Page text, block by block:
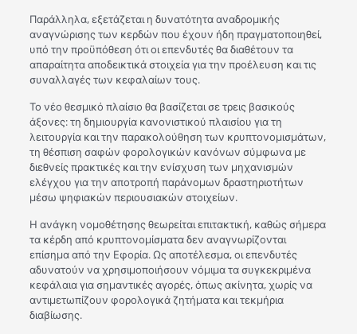
Παράλληλα, εξετάζεται η δυνατότητα αναδρομικής
αναγνώρισης των κερδών που έχουν ήδη πραγματοποιηθεί,
υπό την προϋπόθεση ότι οι επενδυτές θα διαθέτουν τα
απαραίτητα αποδεικτικά στοιχεία για την προέλευση και τις
συναλλαγές των κεφαλαίων τους.
Το νέο θεσμικό πλαίσιο θα βασίζεται σε τρεις βασικούς
άξονες: τη δημιουργία κανονιστικού πλαισίου για τη
λειτουργία και την παρακολούθηση των κρυπτονομισμάτων,
τη θέσπιση σαφών φορολογικών κανόνων σύμφωνα με
διεθνείς πρακτικές και την ενίσχυση των μηχανισμών
ελέγχου για την αποτροπή παράνομων δραστηριοτήτων
μέσω ψηφιακών περιουσιακών στοιχείων.
Η ανάγκη νομοθέτησης θεωρείται επιτακτική, καθώς σήμερα
τα κέρδη από κρυπτονομίσματα δεν αναγνωρίζονται
επίσημα από την Εφορία. Ως αποτέλεσμα, οι επενδυτές
αδυνατούν να χρησιμοποιήσουν νόμιμα τα συγκεκριμένα
κεφάλαια για σημαντικές αγορές, όπως ακίνητα, χωρίς να
αντιμετωπίζουν φορολογικά ζητήματα και τεκμήρια
διαβίωσης.